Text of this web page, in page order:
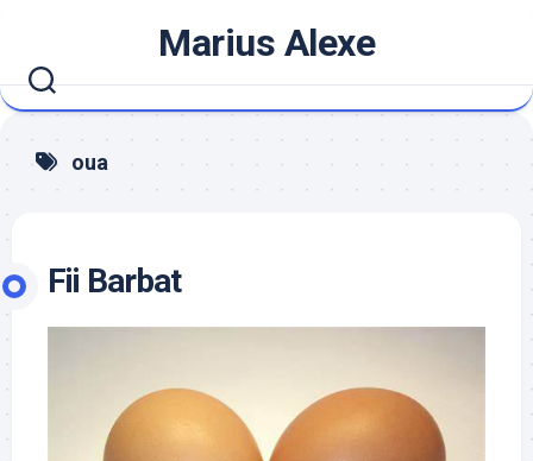
content
Marius Alexe
oua
Fii Barbat